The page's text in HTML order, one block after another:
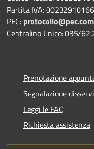
Partita IVA: 00232910166
PEC:
Centralino Unico: 035/
Prenotazione
Segnalazione
Leggi le FAQ
Richiesta assistenza